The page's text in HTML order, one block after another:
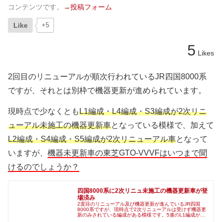
コンテンツです。 →投稿フォーム
Like +5
5 Likes
2回目のリニューアルが順次行われているJR四国8000系
ですが、それとは別枠で機器更新が進められています。
現時点で少なくともL1編成・L4編成・S3編成が2次リニ
ューアル未施工の機器更新車となっている模様で、加えて
L2編成・S4編成・S5編成が2次リニューアル車となって
いますが、 機器未更新車の東芝GTO-VVVFはいつまで聞
けるのでしょうか？
四国8000系に2次リニュ未施工の機器更新車が登
場済み
2度目のリニューアル及び機器更新が進んでいるJR四国
8000系ですが、現時点で2次リニューアルは受けず機器更
新のみされている編成がある模様です。5連のL1編成が昨